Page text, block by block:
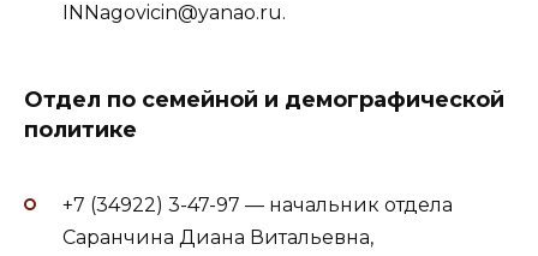
INNagovicin@yanao.ru.
Отдел по семейной и демографической
политике
+7 (34922) 3-47-97 — начальник отдела
Саранчина Диана Витальевна,